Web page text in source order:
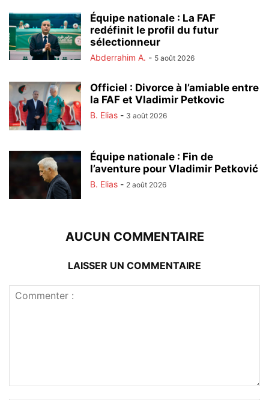
Équipe nationale : La FAF
redéfinit le profil du futur
sélectionneur
Abderrahim A. - 5 août 2026
Officiel : Divorce à l’amiable entre
la FAF et Vladimir Petkovic
B. Elias - 3 août 2026
Équipe nationale : Fin de
l’aventure pour Vladimir Petković
B. Elias - 2 août 2026
AUCUN COMMENTAIRE
LAISSER UN COMMENTAIRE